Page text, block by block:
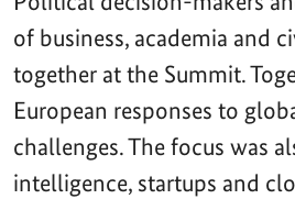
of business, academia and
together at the Summit.
European responses to
challenges. The focus was
intelligence, startups and